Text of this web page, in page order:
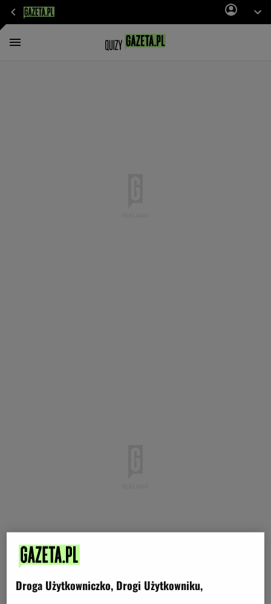
Droga Użytkowniczko, Drogi Użytkowniku,